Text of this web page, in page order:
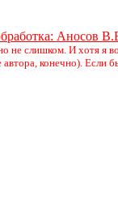
Аносов
не слишком. И хотя я
автора, конечно). Если